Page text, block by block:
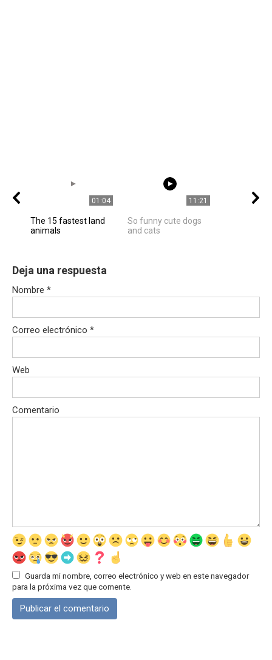
01:04
The 15 fastest land
animals
11:21
So funny cute dogs
and cats
Deja una respuesta
Nombre *
Correo electrónico *
Web
Comentario
Guarda mi nombre, correo electrónico y web en este navegador
para la próxima vez que comente.